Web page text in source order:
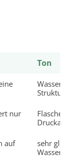
Ton
Wasser
Struktur
nur
Flasche
auf
sehr